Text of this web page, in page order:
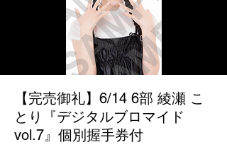
【完売御礼】6/14 6部 綾瀬 こ
とり『デジタルブロマイド
vol.7』個別握手券付